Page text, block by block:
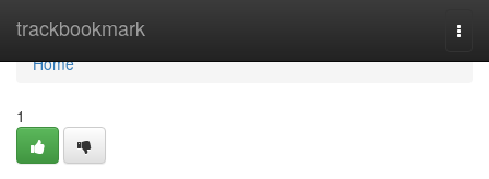
trackbookmark
Home
Home
1